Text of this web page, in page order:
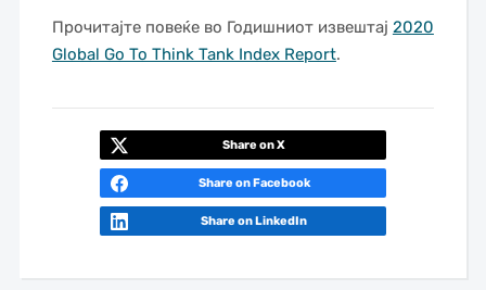
Прочитајте повеќе во Годишниот извештај 2020
Global Go To Think Tank Index Report.
Share on X
Share on Facebook
Share on LinkedIn